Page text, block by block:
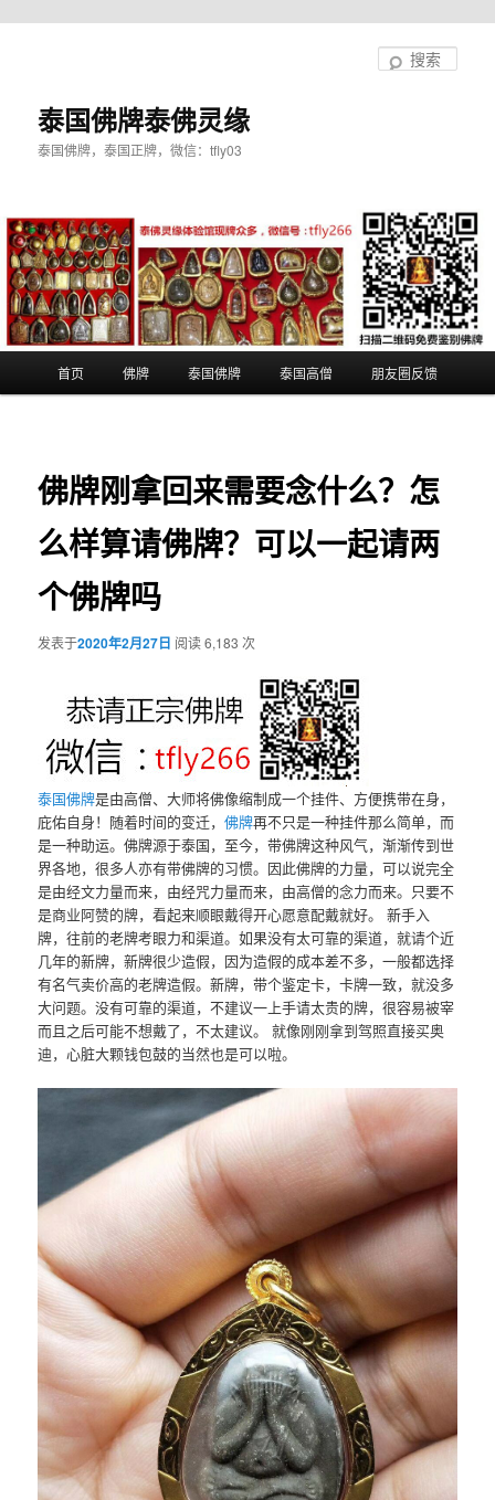
泰国佛牌泰佛灵缘
泰国佛牌，泰国正牌，微信：tfly03
首页 佛牌 泰国佛牌 泰国高僧 朋友圈反馈
佛牌刚拿回来需要念什么？怎
么样算请佛牌？可以一起请两
个佛牌吗
发表于2020年2月27日 阅读 6,183 次
泰国佛牌是由高僧、大师将佛像缩制成一个挂件、方便携带在身，
庇佑自身！随着时间的变迁，佛牌再不只是一种挂件那么简单，而
是一种助运。佛牌源于泰国，至今，带佛牌这种风气，渐渐传到世
界各地，很多人亦有带佛牌的习惯。因此佛牌的力量，可以说完全
是由经文力量而来，由经咒力量而来，由高僧的念力而来。只要不
是商业阿赞的牌，看起来顺眼戴得开心愿意配戴就好。 新手入
牌，往前的老牌考眼力和渠道。如果没有太可靠的渠道，就请个近
几年的新牌，新牌很少造假，因为造假的成本差不多，一般都选择
有名气卖价高的老牌造假。新牌，带个鉴定卡，卡牌一致，就没多
大问题。没有可靠的渠道，不建议一上手请太贵的牌，很容易被宰
而且之后可能不想戴了，不太建议。 就像刚刚拿到驾照直接买奥
迪，心脏大颗钱包鼓的当然也是可以啦。